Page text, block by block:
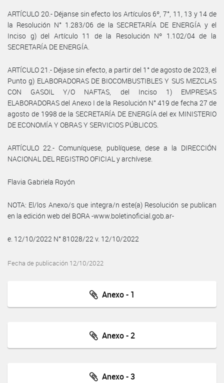
ARTÍCULO 20.- Déjanse sin efecto los Artículos 6º, 7°, 11, 13 y 14 de
la Resolución N° 1.283/06 de la SECRETARÍA DE ENERGÍA y el
Inciso g) del Artículo 11 de la Resolución Nº 1.102/04 de la
SECRETARÍA DE ENERGÍA.
ARTÍCULO 21.- Déjase sin efecto, a partir del 1° de agosto de 2023, el
Punto g) ELABORADORAS DE BIOCOMBUSTIBLES Y SUS MEZCLAS
CON GASOIL Y/O NAFTAS, del Inciso 1) EMPRESAS
ELABORADORAS del Anexo I de la Resolución N° 419 de fecha 27 de
agosto de 1998 de la SECRETARÍA DE ENERGÍA del ex MINISTERIO
DE ECONOMÍA Y OBRAS Y SERVICIOS PÚBLICOS.
ARTÍCULO 22.- Comuníquese, publíquese, dese a la DIRECCIÓN
NACIONAL DEL REGISTRO OFICIAL y archívese.
Flavia Gabriela Royón
NOTA: El/los Anexo/s que integra/n este(a) Resolución se publican
en la edición web del BORA -www.boletinoficial.gob.ar-
e. 12/10/2022 N° 81028/22 v. 12/10/2022
Fecha de publicación 12/10/2022
Anexo - 1
Anexo - 2
Anexo - 3